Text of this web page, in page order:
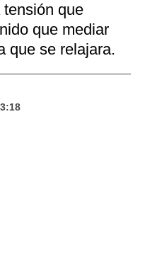
que
que mediar
que se relajara.